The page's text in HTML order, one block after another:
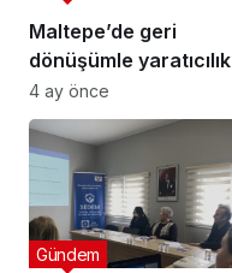
Maltepe’de geri
dönüşümle yaratıcılık
buluştu
4 ay önce
Gündem